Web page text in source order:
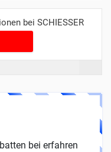
bei SCHIESSER
bei erfahren